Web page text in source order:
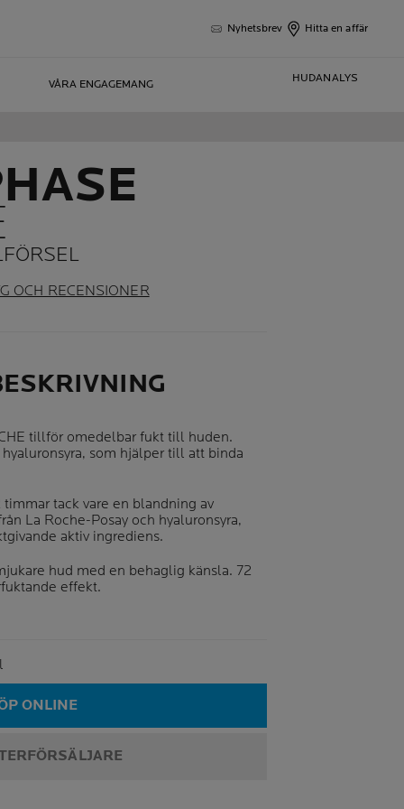
Nyhetsbrev Hitta en affär
VÅRA ENGAGEMANG HUDANALYS
OCH RECENSIONER
tillför omedelbar fukt till huden.
som hjälper till att binda
tack vare en blandning av
La Roche-Posay och hyaluronsyra,
aktiv ingrediens.
hud med en behaglig känsla. 72
effekt.
ONLINE